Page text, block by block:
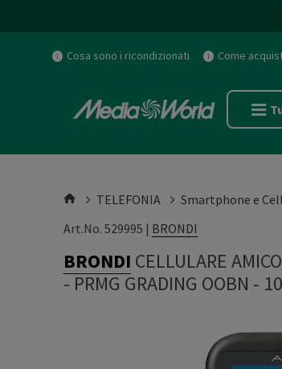
Cosa sono i ricondizionati Come
TELEFONIA Smartphone e
Art.No. 529995 | BRONDI
BRONDI CELLULARE
- PRMG GRADING OOBN -